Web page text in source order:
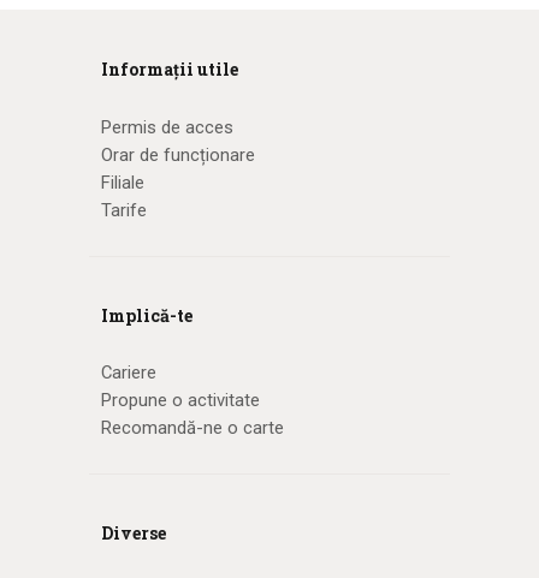
Informații utile
Permis de acces
Orar de funcționare
Filiale
Tarife
Implică-te
Cariere
Propune o activitate
Recomandă-ne o carte
Diverse